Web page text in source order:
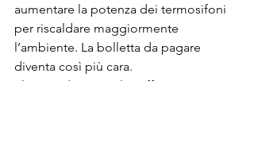
aumentare la potenza dei termosifoni
per riscaldare maggiormente
l’ambiente. La bolletta da pagare
diventa così più cara.
Eliminando però gli spifferi, questo